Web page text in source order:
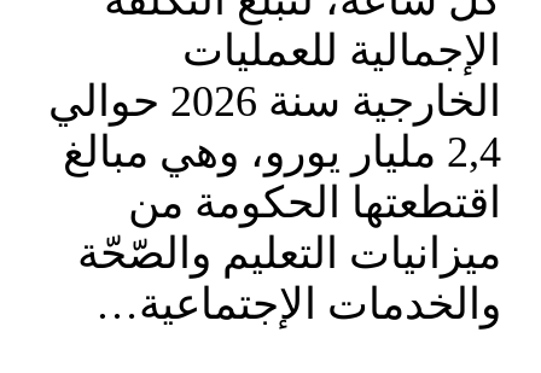
الإجمالية للعمليات
الخارجية سنة 2026 حوالي
2,4 مليار يورو، وهي مبالغ
اقتطعتها الحكومة من
ميزانيات التعليم والصّحّة
والخدمات الإجتماعية…